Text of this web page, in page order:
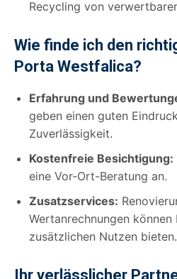
Recycling von
Wie finde ich den
Porta Westfalica?
Erfahrung und
geben einen guten
Zuverlässigkeit.
Kostenfreie Besichtigung:
eine Vor-Ort-Beratung an.
Zusatzservices:
Wertanrechnungen können
zusätzlichen Nutzen bieten.
Ihr verlässlicher